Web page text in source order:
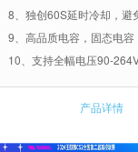
8、独创60S延时冷却，避
9、高品质电容，固态电
10、支持全幅电压90-
产品详情